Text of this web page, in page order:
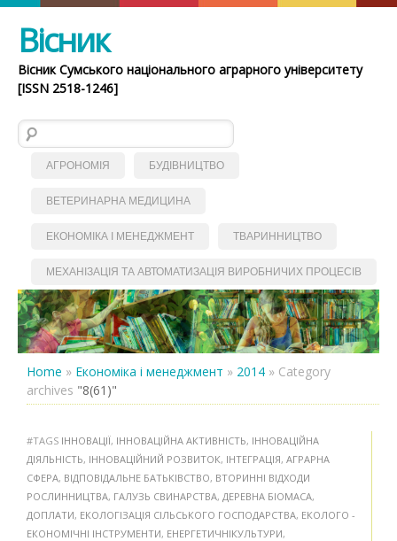
Вісник
Вісник Сумського національного аграрного університету
[ISSN 2518-1246]
Пошук:
АГРОНОМІЯ БУДІВНИЦТВО
ВЕТЕРИНАРНА МЕДИЦИНА
ЕКОНОМІКА І МЕНЕДЖМЕНТ ТВАРИННИЦТВО
МЕХАНІЗАЦІЯ ТА АВТОМАТИЗАЦІЯ ВИРОБНИЧИХ ПРОЦЕСІВ
Home » Економіка і менеджмент » 2014 » Category
archives "8(61)"
#TAGS ІННОВАЦІЇ, ІННОВАЦІЙНА АКТИВНІСТЬ, ІННОВАЦІЙНА
ДІЯЛЬНІСТЬ, ІННОВАЦІЙНИЙ РОЗВИТОК, ІНТЕГРАЦІЯ, АГРАРНА
СФЕРА, ВІДПОВІДАЛЬНЕ БАТЬКІВСТВО, ВТОРИННІ ВІДХОДИ
РОСЛИННИЦТВА, ГАЛУЗЬ СВИНАРСТВА, ДЕРЕВНА БІОМАСА,
ДОПЛАТИ, ЕКОЛОГІЗАЦІЯ СІЛЬСЬКОГО ГОСПОДАРСТВА, ЕКОЛОГО -
ЕКОНОМІЧНІ ІНСТРУМЕНТИ, ЕНЕРГЕТИЧНІКУЛЬТУРИ,